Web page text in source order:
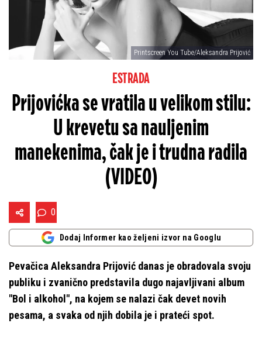
Printscreen You Tube/Aleksandra Prijović
ESTRADA
Prijovićka se vratila u velikom stilu:
U krevetu sa nauljenim
manekenima, čak je i trudna radila
(VIDEO)
0
Dodaj Informer kao željeni izvor na Googlu
Pevačica Aleksandra Prijović danas je obradovala svoju
publiku i zvanično predstavila dugo najavljivani album
"Bol i alkohol", na kojem se nalazi čak devet novih
pesama, a svaka od njih dobila je i prateći spot.